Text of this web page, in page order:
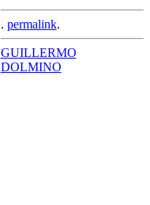
. permalink.
GUILLERMO
DOLMINO